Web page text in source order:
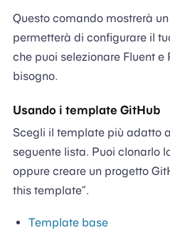
Questo comando mostrerà
permetterà di configurare il
che puoi selezionare Fluent e
bisogno.
Usando i template GitHub
Scegli il template più adatto
seguente lista. Puoi clonarlo
oppure creare un progetto
this template”.
Template base